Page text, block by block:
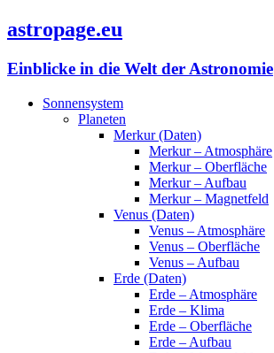
astropage.eu
Einblicke in die Welt der Astronomie
Sonnensystem
Planeten
Merkur (Daten)
Merkur – Atmosphäre
Merkur – Oberfläche
Merkur – Aufbau
Merkur – Magnetfeld
Venus (Daten)
Venus – Atmosphäre
Venus – Oberfläche
Venus – Aufbau
Erde (Daten)
Erde – Atmosphäre
Erde – Klima
Erde – Oberfläche
Erde – Aufbau